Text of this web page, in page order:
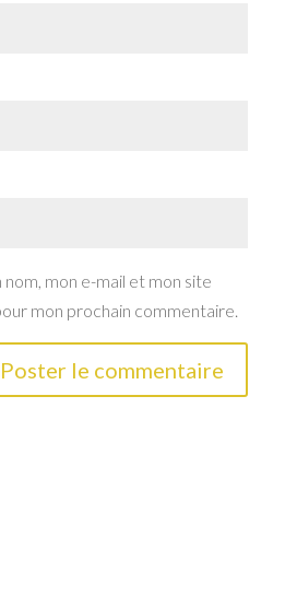
mon e-mail et mon site
mon prochain commentaire.